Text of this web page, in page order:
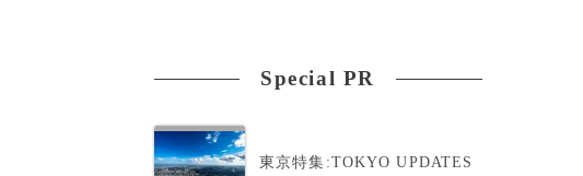
Special PR
東京特集:TOKYO UPDATES